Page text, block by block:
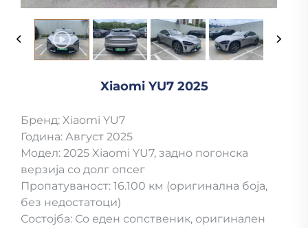
Xiaomi YU7 2025
Бренд: Xiaomi YU7
Година: Август 2025
Модел: 2025 Xiaomi YU7, задно погонска
верзија со долг опсег
Пропатуваност: 16.100 км (оригинална боја,
без недостатоци)
Состојба: Со еден сопственик, оригинален